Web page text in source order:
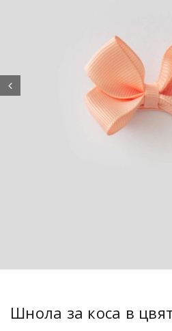
Шнола за коса в